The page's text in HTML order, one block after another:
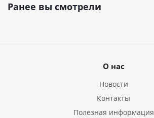
Ранее вы смотрели
О нас
Новости
Контакты
Полезная информация